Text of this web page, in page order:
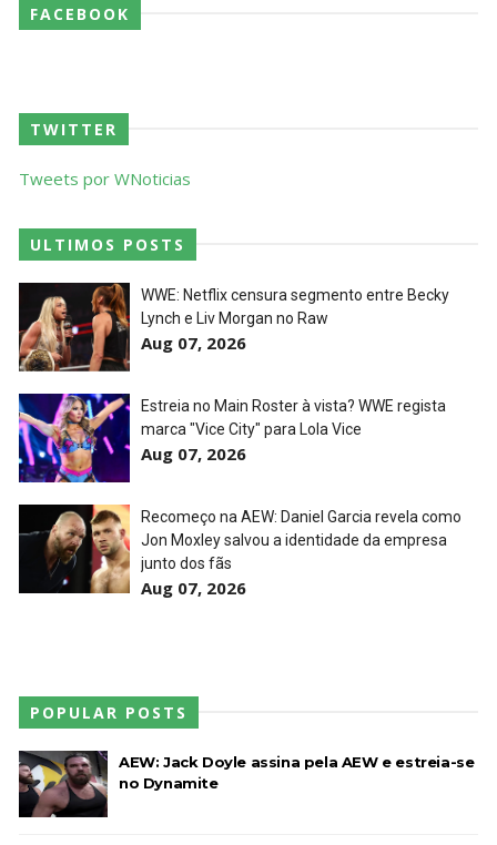
FACEBOOK
TWITTER
Tweets por WNoticias
ULTIMOS POSTS
WWE: Netflix censura segmento entre Becky
Lynch e Liv Morgan no Raw
Aug 07, 2026
Estreia no Main Roster à vista? WWE regista
marca "Vice City" para Lola Vice
Aug 07, 2026
Recomeço na AEW: Daniel Garcia revela como
Jon Moxley salvou a identidade da empresa
junto dos fãs
Aug 07, 2026
POPULAR POSTS
AEW: Jack Doyle assina pela AEW e estreia-se
no Dynamite